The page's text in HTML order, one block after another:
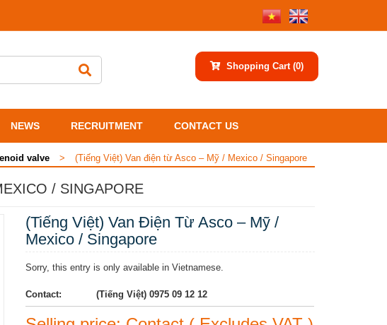
Shopping Cart (0)
NEWS RECRUITMENT CONTACT US
valve > (Tiếng Việt) Van điện từ Asco – Mỹ / Mexico / Singapore
/ SINGAPORE
(Tiếng Việt) Van Điện Từ Asco – Mỹ /
Mexico / Singapore
Sorry, this entry is only available in Vietnamese.
Contact: (Tiếng Việt) 0975 09 12 12